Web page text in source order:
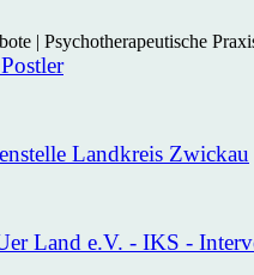
| Psychotherapeutische
Landkreis Zwickau
Land e.V. - IKS -